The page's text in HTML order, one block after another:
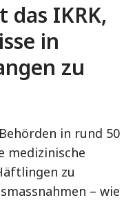
IKRK,
in
zu
in rund 50
medizinische
zu
– wie